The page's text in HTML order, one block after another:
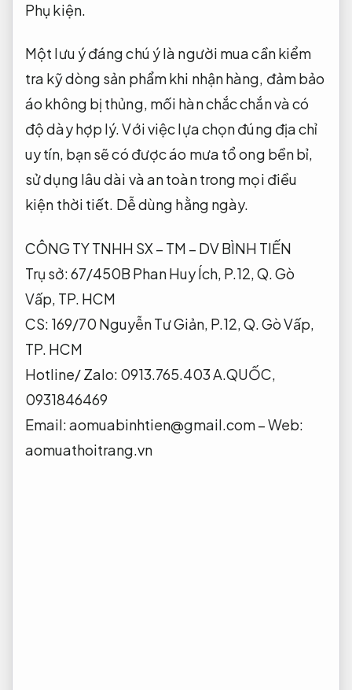
Phụ kiện.
Một lưu ý đáng chú ý là người mua cần kiểm
tra kỹ dòng sản phẩm khi nhận hàng, đảm bảo
áo không bị thủng, mối hàn chắc chắn và có
độ dày hợp lý. Với việc lựa chọn đúng địa chỉ
uy tín, bạn sẽ có được áo mưa tổ ong bền bỉ,
sử dụng lâu dài và an toàn trong mọi điều
kiện thời tiết. Dễ dùng hằng ngày.
CÔNG TY TNHH SX – TM – DV BÌNH TIẾN
Trụ sở: 67/450B Phan Huy Ích, P.12, Q. Gò
Vấp, TP. HCM
CS: 169/70 Nguyễn Tư Giản, P.12, Q. Gò Vấp,
TP. HCM
Hotline/ Zalo: 0913.765.403 A.QUỐC,
0931846469
Email:aomuabinhtien@gmail.com– Web:
aomuathoitrang.vn